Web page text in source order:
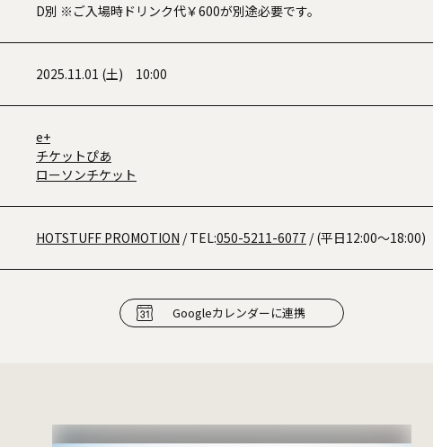
D別 ※ご入場時ドリンク代￥600が別途必要です。
2025.11.01 (土) 10:00
e+
チケットぴあ
ローソンチケット
HOTSTUFF PROMOTION / TEL:050-5211-6077 / (平日12:00～18:00)
Googleカレンダーに連携